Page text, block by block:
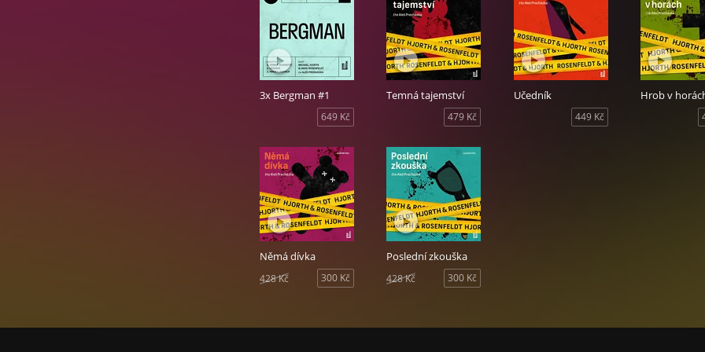
Čtvrtý díl úspěšné krimisérie s nevypočitatelným Sebastianem Bergmanem,
na profilování nebezpečných zločinců a lámání ženských srdcí.
Audiokniha Němá dívka, autoři Michael Hjorth a Hans Rosenfeldt, čte Aleš
3x Bergman #1
649 Kč
Temná tajemství
479 Kč
Učedník
449 Kč
Hrob v
Němá dívka
300 Kč
428 Kč
Poslední zkouška
300 Kč
428 Kč